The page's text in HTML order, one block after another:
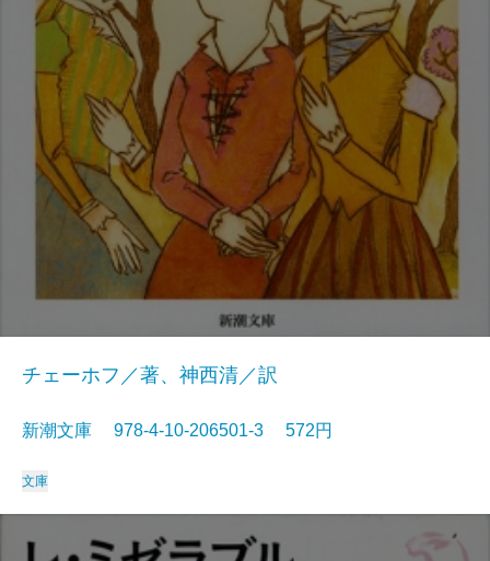
チェーホフ／著、神西清／訳
新潮文庫 978-4-10-206501-3 572円
文庫